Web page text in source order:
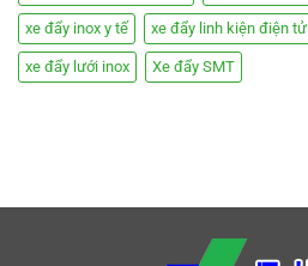
xe đẩy inox y tế xe đẩy linh kiện điện tử
xe đẩy lưới inox Xe đẩy SMT